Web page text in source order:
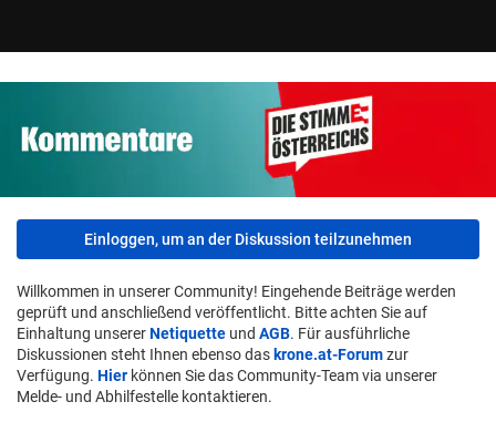
Einloggen, um an der Diskussion teilzunehmen
Willkommen in unserer Community! Eingehende Beiträge werden
geprüft und anschließend veröffentlicht. Bitte achten Sie auf
Einhaltung unsererNetiquette und AGB. Für ausführliche
Diskussionen steht Ihnen ebenso das krone.at-Forumzur
Verfügung. Hier können Sie das Community-Team via unserer
Melde- und Abhilfestelle kontaktieren.